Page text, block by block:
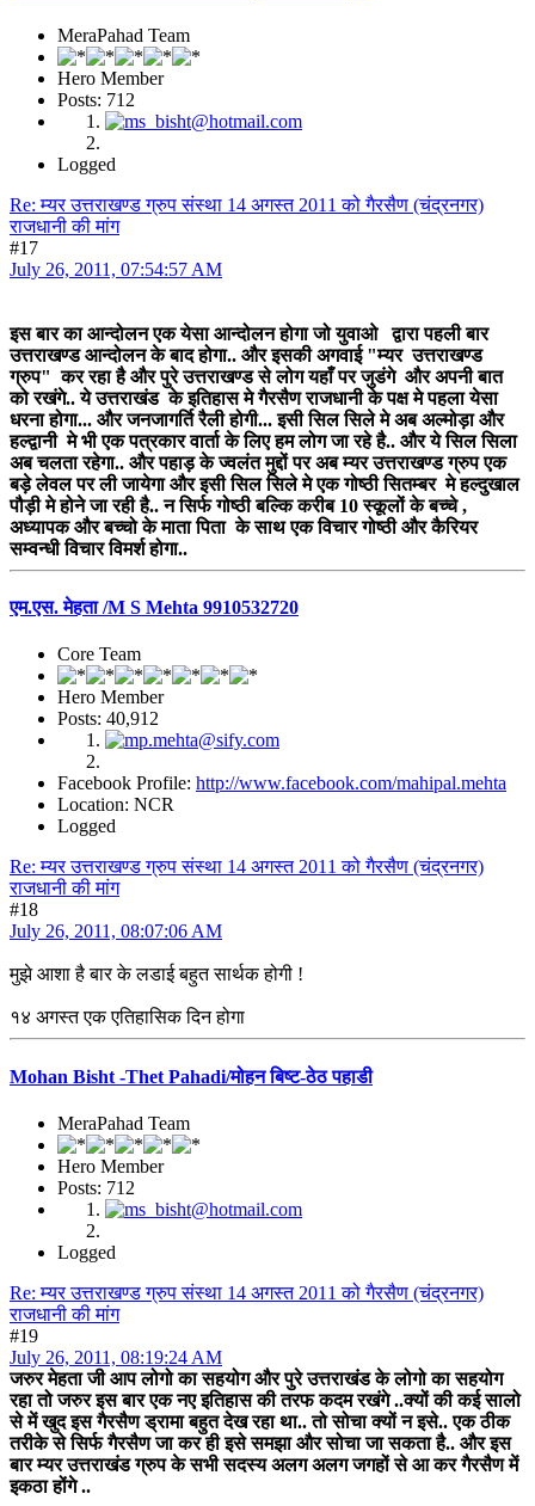
MeraPahad Team
Hero Member
Posts: 712
Logged
Re: म्यर उत्तराखण्ड ग्रुप संस्था 14 अगस्त 2011 को गैरसैण (चंद्रनगर)
राजधानी की मांग
#17
July 26, 2011, 07:54:57 AM
इस बार का आन्दोलन एक येसा आन्दोलन होगा जो युवाओ द्वारा पहली बार
उत्तराखण्ड आन्दोलन के बाद होगा.. और इसकी अगवाई "म्यर उत्तराखण्ड
ग्रुप" कर रहा है और पुरे उत्तराखण्ड से लोग यहाँ पर जुडंगे और अपनी बात
को रखंगे.. ये उत्तराखंड के इतिहास मे गैरसैण राजधानी के पक्ष मे पहला येसा
धरना होगा... और जनजागर्ति रैली होगी... इसी सिल सिले मे अब अल्मोड़ा और
हल्द्वानी मे भी एक पत्रकार वार्ता के लिए हम लोग जा रहे है.. और ये सिल सिला
अब चलता रहेगा.. और पहाड़ के ज्वलंत मुद्दों पर अब म्यर उत्तराखण्ड ग्रुप एक
बड़े लेवल पर ली जायेगा और इसी सिल सिले मे एक गोष्ठी सितम्बर मे हल्दुखाल
पौड़ी मे होने जा रही है.. न सिर्फ गोष्ठी बल्कि करीब 10 स्कूलों के बच्चे ,
अध्यापक और बच्चो के माता पिता के साथ एक विचार गोष्ठी और कैरियर
सम्वन्धी विचार विमर्श होगा..
एम.एस. मेहता /M S Mehta 9910532720
Core Team
Hero Member
Posts: 40,912
Facebook Profile: http://www.facebook.com/mahipal.mehta
Location: NCR
Logged
Re: म्यर उत्तराखण्ड ग्रुप संस्था 14 अगस्त 2011 को गैरसैण (चंद्रनगर)
राजधानी की मांग
#18
July 26, 2011, 08:07:06 AM
मुझे आशा है बार के लडाई बहुत सार्थक होगी !
१४ अगस्त एक एतिहासिक दिन होगा
Mohan Bisht -Thet Pahadi/मोहन बिष्ट-ठेठ पहाडी
MeraPahad Team
Hero Member
Posts: 712
Logged
Re: म्यर उत्तराखण्ड ग्रुप संस्था 14 अगस्त 2011 को गैरसैण (चंद्रनगर)
राजधानी की मांग
#19
July 26, 2011, 08:19:24 AM
जरुर मेहता जी आप लोगो का सहयोग और पुरे उत्तराखंड के लोगो का सहयोग
रहा तो जरुर इस बार एक नए इतिहास की तरफ कदम रखंगे ..क्यों की कई सालो
से में खुद इस गैरसैण ड्रामा बहुत देख रहा था.. तो सोचा क्यों न इसे.. एक ठीक
तरीके से सिर्फ गैरसैण जा कर ही इसे समझा और सोचा जा सकता है.. और इस
बार म्यर उत्तराखंड ग्रुप के सभी सदस्य अलग अलग जगहों से आ कर गैरसैण में
इकठा होंगे ..